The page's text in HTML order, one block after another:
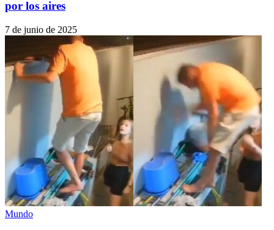
por los aires
7 de junio de 2025
Mundo